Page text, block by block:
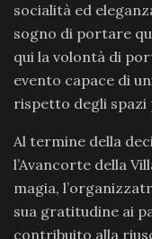
socialità ed
sogno di portare
qui la volontà di
evento capace di
rispetto degli spazi
Al termine della
l’Avancorte della
magia,
sua gratitudine ai
contribuito alla